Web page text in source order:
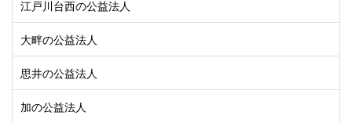
江戸川台西の公益法人
大畔の公益法人
思井の公益法人
加の公益法人